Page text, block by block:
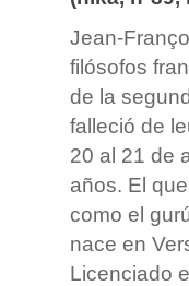
Jean-
filósofos
de la
falleció de
20 al 21 de
años. El
como el
nace en
Licenciado